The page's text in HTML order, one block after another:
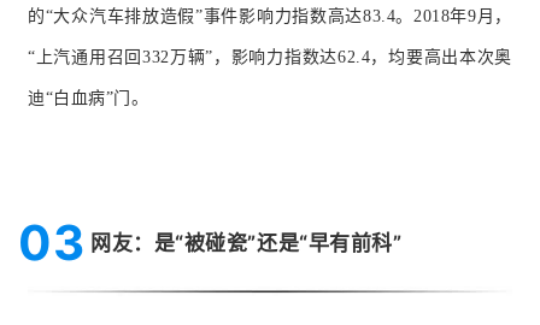
的“大众汽车排放造假”事件影响力指数高达83.4。2018年9月，
“上汽通用召回332万辆”，影响力指数达62.4，均要高出本次奥
迪“白血病”门。
03 网友：是“被碰瓷”还是“早有前科”